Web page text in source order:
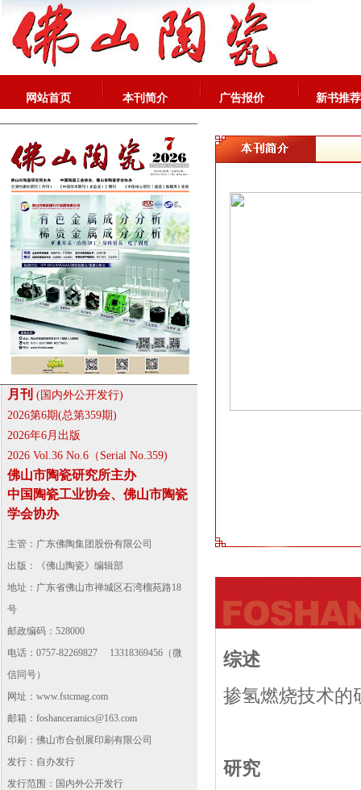
网站首页 本刊简介 广告报价 新书推荐
月刊 (国内外公开发行)
2026第6期(总第359期)
2026年6月出版
2026 Vol.36 No.6（Serial No.359)
佛山市陶瓷研究所主办
中国陶瓷工业协会、佛山市陶瓷
学会协办
主管：广东佛陶集团股份有限公司
出版：《佛山陶瓷》编辑部
地址：广东省佛山市禅城区石湾榴苑路18
号
邮政编码：528000
电话：0757-82269827 13318369456（微
信同号）
网址： www.fstcmag.com
邮箱：foshanceramics@163.com
印刷：佛山市合创展印刷有限公司
发行：自办发行
发行范围：国内外公开发行
综述
掺氢燃烧技术的
研究